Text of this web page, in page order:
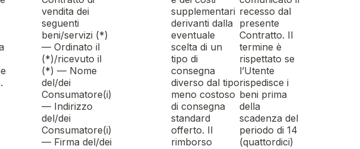
vendita dei
seguenti
beni/servizi (*)
— Ordinato il
(*)/ricevuto il
(*) — Nome
del/dei
Consumatore(i)
— Indirizzo
del/dei
Consumatore(i)
— Firma del/dei
supplementari
derivanti dalla
eventuale
scelta di un
tipo di
consegna
diverso dal tipo
meno costoso
di consegna
standard
offerto. Il
rimborso
recesso dal
presente
Contratto. Il
termine è
rispettato se
l’Utente
rispedisce i
beni prima
della
scadenza del
periodo di 14
(quattordici)